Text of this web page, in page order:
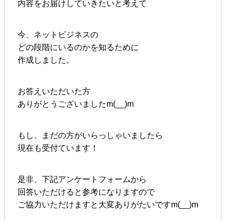
内容をお届けしていきたいと考えて
今、ネットビジネスの
どの段階にいるのかを知るために
作成しました。
お答えいただいた方
ありがとうございましたm(__)m
もし、まだの方がいらっしゃいましたら
現在も受付ています！
是非、下記アンケートフォームから
回答いただけると参考になりますので
ご協力いただけますと大変ありがたいですm(__)m